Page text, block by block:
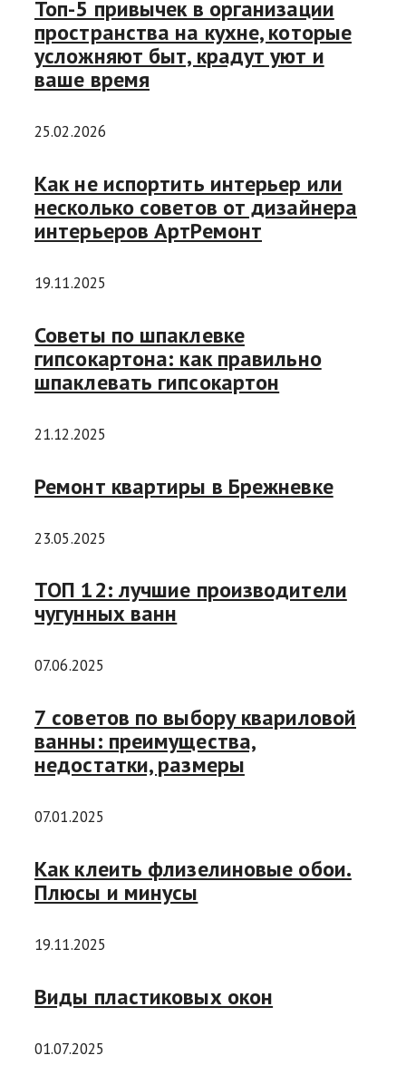
Топ-5 привычек в организации
пространства на кухне, которые
усложняют быт, крадут уют и
ваше время
25.02.2026
Как не испортить интерьер или
несколько советов от дизайнера
интерьеров АртРемонт
19.11.2025
Советы по шпаклевке
гипсокартона: как правильно
шпаклевать гипсокартон
21.12.2025
Ремонт квартиры в Брежневке
23.05.2025
ТОП 12: лучшие производители
чугунных ванн
07.06.2025
7 советов по выбору квариловой
ванны: преимущества,
недостатки, размеры
07.01.2025
Как клеить флизелиновые обои.
Плюсы и минусы
19.11.2025
Виды пластиковых окон
01.07.2025